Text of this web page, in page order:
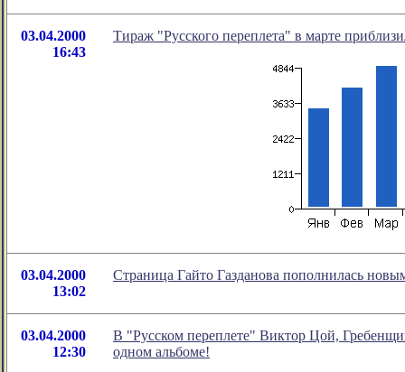
03.04.2000
16:43
Тираж "Русского переплета" в марте
03.04.2000
13:02
Страница Гайто Газданова пополнилась
03.04.2000
12:30
В "Русском переплете" Виктор Цой,
одном альбоме!